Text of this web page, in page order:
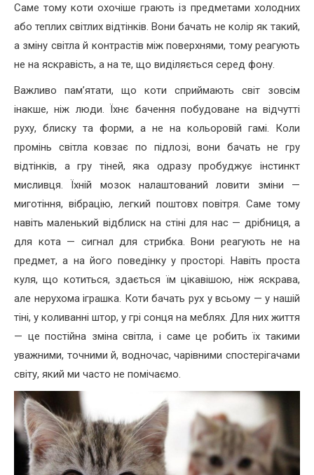
Саме тому коти охочіше грають із предметами холодних
або теплих світлих відтінків. Вони бачать не колір як такий,
а зміну світла й контрастів між поверхнями, тому реагують
не на яскравість, а на те, що виділяється серед фону.
Важливо пам’ятати, що коти сприймають світ зовсім
інакше, ніж люди. Їхнє бачення побудоване на відчутті
руху, блиску та форми, а не на кольоровій гамі. Коли
промінь світла ковзає по підлозі, вони бачать не гру
відтінків, а гру тіней, яка одразу пробуджує інстинкт
мисливця. Їхній мозок налаштований ловити зміни —
миготіння, вібрацію, легкий поштовх повітря. Саме тому
навіть маленький відблиск на стіні для нас — дрібниця, а
для кота — сигнал для стрибка. Вони реагують не на
предмет, а на його поведінку у просторі. Навіть проста
куля, що котиться, здається їм цікавішою, ніж яскрава,
але нерухома іграшка. Коти бачать рух у всьому — у нашій
тіні, у коливанні штор, у грі сонця на меблях. Для них життя
— це постійна зміна світла, і саме це робить їх такими
уважними, точними й, водночас, чарівними спостерігачами
світу, який ми часто не помічаємо.